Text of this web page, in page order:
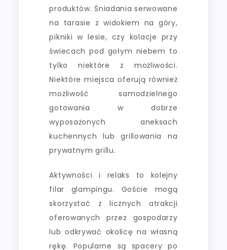
produktów. Śniadania serwowane
na tarasie z widokiem na góry,
pikniki w lesie, czy kolacje przy
świecach pod gołym niebem to
tylko niektóre z możliwości.
Niektóre miejsca oferują również
możliwość samodzielnego
gotowania w dobrze
wyposażonych aneksach
kuchennych lub grillowania na
prywatnym grillu.
Aktywności i relaks to kolejny
filar glampingu. Goście mogą
skorzystać z licznych atrakcji
oferowanych przez gospodarzy
lub odkrywać okolicę na własną
rękę. Popularne są spacery po